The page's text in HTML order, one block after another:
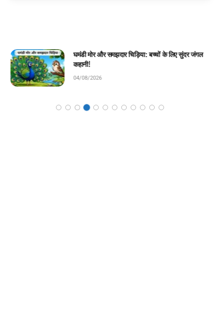
घमंडी मोर और समझदार चिड़िया: बच्चों के लिए सुंदर जंगल
कहानी!
04/08/2026